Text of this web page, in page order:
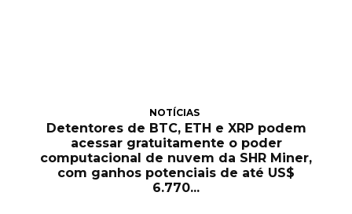
NOTÍCIAS
Detentores de BTC, ETH e XRP podem
acessar gratuitamente o poder
computacional de nuvem da SHR Miner,
com ganhos potenciais de até US$
6.770...